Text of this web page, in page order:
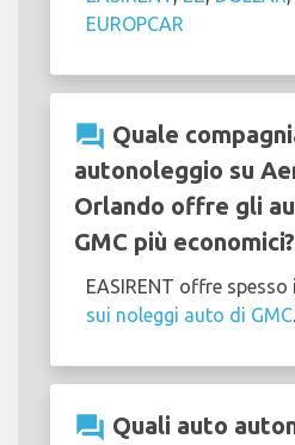
EUROPCAR
question_answer Quale
autonoleggio su
Orlando offre gli
GMC più economici?
EASIRENT offre spesso i
sui noleggi auto di GMC.
question_answer Quali auto